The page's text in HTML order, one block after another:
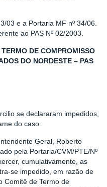
03 e a Portaria MF nº 34/06.
ao PAS Nº 02/2003.
DE COMPROMISSO
DO NORDESTE – PAS
se declararam impedidos,
do caso.
Geral, Roberto
pela Portaria/CVM/PTE/Nº
cumulativamente, as
se impedido, em razão de
Comitê de Termo de